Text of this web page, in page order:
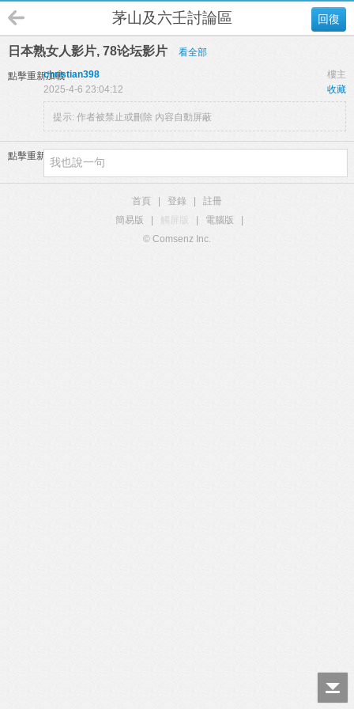
回復
茅山及六壬討論區
日本熟女人影片, 78论坛影片 看全部
點擊重新加載 樓主
christian398
收藏
2025-4-6 23:04:12
提示: 作者被禁止或刪除 內容自動屏蔽
點擊重新加載
首頁 登錄
註冊
簡易版
觸屏版 電腦版
© Comsenz Inc.